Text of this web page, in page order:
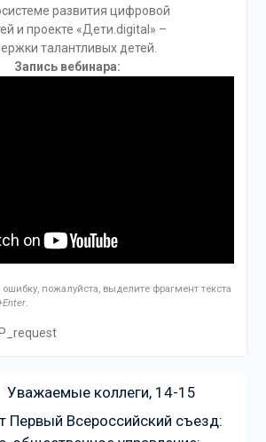
развития цифровой
и проекте «Дети.digital» –
талантливых детей.
Запись вебинара:
пожалуйста, выделите фрагмент текста
.
запись:
Уважаемые коллеги, 14-15
Первый Всероссийский съезд: